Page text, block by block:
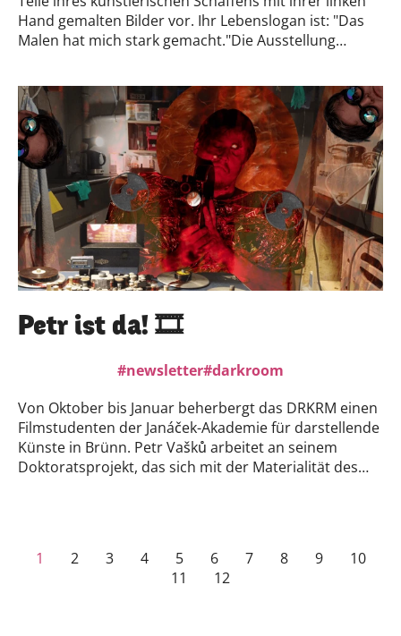
Hand gemalten Bilder vor. Ihr Lebenslogan ist: "Das
Malen hat mich stark gemacht."Die Ausstellung
im Januar 2026. Der Eintritt ist frei. Wir freuen uns
riesig auf Ihren Besuch.
Petr ist da! 🎞️
newsletter darkroom
Von Oktober bis Januar beherbergt das DRKRM einen
Filmstudenten der Janáček-Akademie für darstellende
Künste in Brünn. Petr Vašků arbeitet an seinem
Doktoratsprojekt, das sich mit der Materialität des
1 2 3 4 5 6 7 8 9
10
11
12